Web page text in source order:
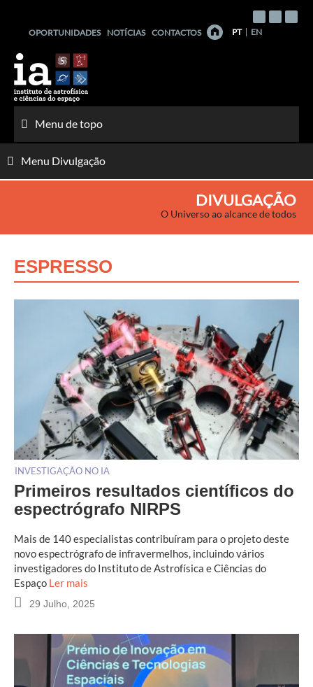
conteúdo
OPORTUNIDADES NOTÍCIAS CONTACTOS PT EN
Menu de topo
Menu Divulgação
DIVULGAÇÃO
O Universo ao alcance de todos
ESPRESSO
INVESTIGAÇÃO NO IA
Primeiros resultados científicos do
espectrógrafo NIRPS
Mais de 140 especialistas contribuíram para o projeto deste
novo espectrógrafo de infravermelhos, incluindo vários
investigadores do Instituto de Astrofísica e Ciências do
Espaço Ler mais
29 Julho, 2025